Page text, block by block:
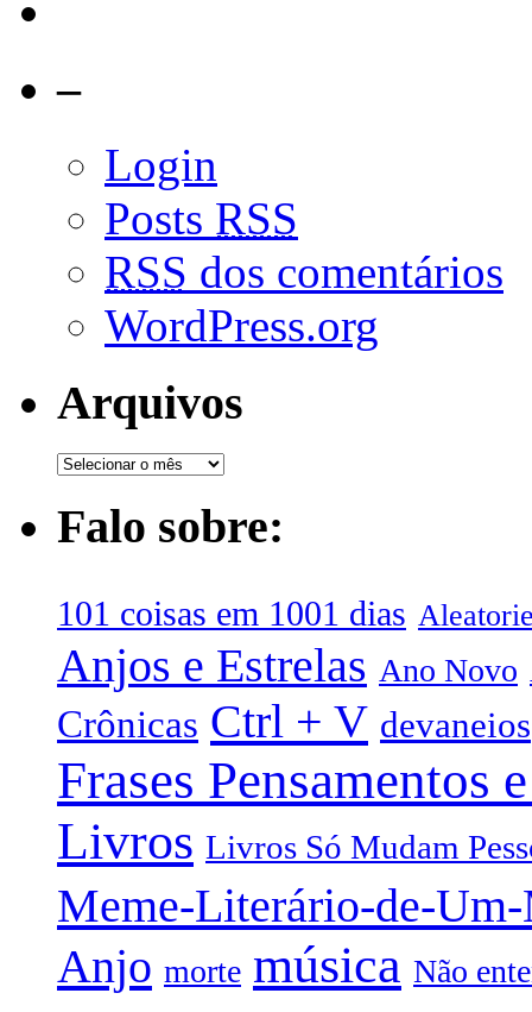
–
Login
Posts RSS
RSS dos comentários
WordPress.org
Arquivos
Falo sobre:
101 coisas em 1001 dias
Anjos e Estrelas Ano Novo
Crônicas Ctrl + V devaneios
Frases Pensamentos
Livros Livros Só Mudam
Meme-Literário-de-
Anjo morte música Não